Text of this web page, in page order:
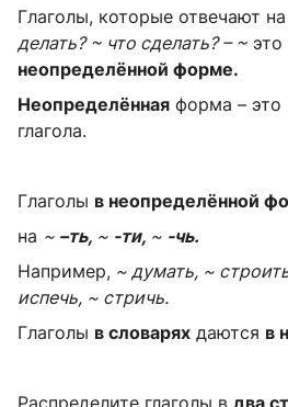
Глаголы, которые отвечают
делать? ~ что сделать? – ~ это
неопределённой форме.
Неопределённая форма – это
глагола.
Глаголы в неопределённой
на ~ –ть, ~ -ти, ~ -чь.
Например, ~ думать, ~
испечь, ~ стричь.
Глаголы в словарях даются в
Распределите глаголы в два